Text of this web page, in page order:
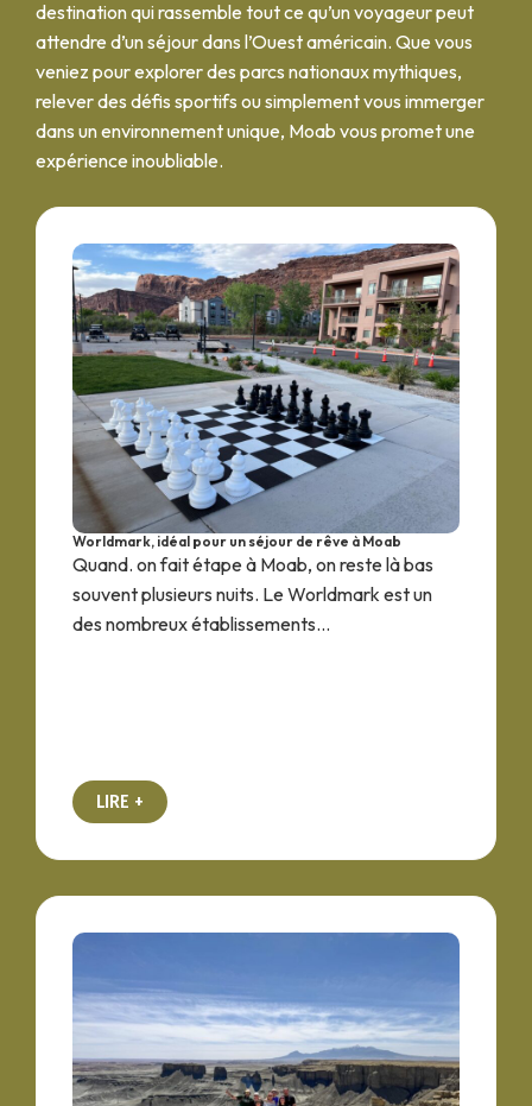
destination qui rassemble tout ce qu’un voyageur peut
attendre d’un séjour dans l’Ouest américain. Que vous
veniez pour explorer des parcs nationaux mythiques,
relever des défis sportifs ou simplement vous immerger
dans un environnement unique, Moab vous promet une
expérience inoubliable.
Worldmark, idéal pour un séjour de rêve à Moab
Quand. on fait étape à Moab, on reste là bas
souvent plusieurs nuits. Le Worldmark est un
des nombreux établissements...
LIRE +